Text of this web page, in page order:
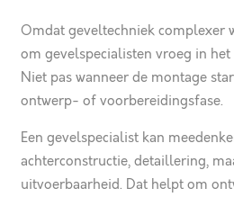
Omdat geveltechniek complexer
om gevelspecialisten vroeg in het
Niet pas wanneer de montage
ontwerp- of voorbereidingsfase.
Een gevelspecialist kan
achterconstructie, detaillering,
uitvoerbaarheid. Dat helpt om